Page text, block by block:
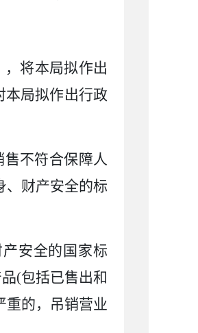
，将本局拟作出
本局拟作出行政
售不符合保障人
、财产安全的标
安全的国家标
(包括已售出和
重的，吊销营业